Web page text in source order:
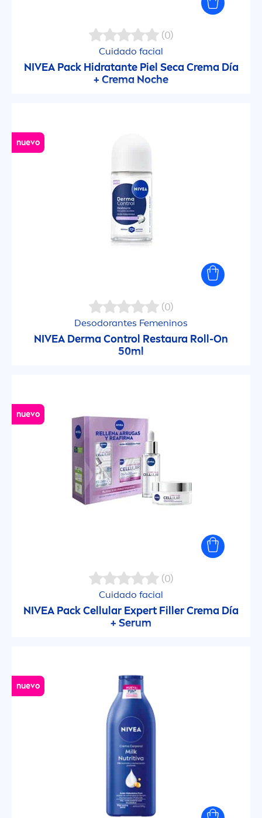
Hidratación Express
Hydro Care
Invisible Black & White
Lemongrass & Oil
Loción Corporal con Aceites Naturales
Lociones Micelares
Make-up Expert
Men Sensitive
Milk Nutritiva
Protect & Moisture
Q10
Reparadora Intensiva
Sensitive & Pure
Sensitive Protect
(0)
Cuidado facial
NIVEAPack Hidratante Piel Seca Crema Día
+ Crema Noche
nuevo
(0)
Desodorantes Femeninos
NIVEA Derma Control Restaura Roll-On
50ml
nuevo
(0)
Cuidado facial
NIVEA PackCellular ExpertFillerCrema Día
+ Serum
nuevo